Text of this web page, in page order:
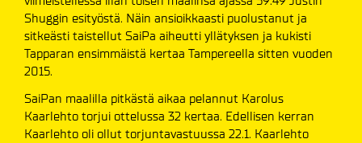
Shuggin esityöstä. Näin ansioikkaasti puolustanut ja
sitkeästi taistellut SaiPa aiheutti yllätyksen ja kukisti
Tapparan ensimmäistä kertaa Tampereella sitten vuoden
2015.
SaiPan maalilla pitkästä aikaa pelannut Karolus
Kaarlehto torjui ottelussa 32 kertaa. Edellisen kerran
Kaarlehto oli ollut torjuntavastuussa 22.1. Kaarlehto